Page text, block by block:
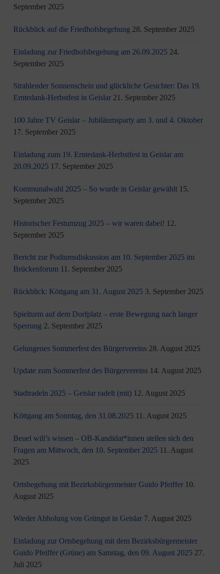
September 2025
Rückblick auf die Friedhofsbegehung 28. September 2025
Einladung zur Friedhofsbegehung am 26.09.2025 24.
September 2025
Strahlender Sonnenschein und glückliche Gesichter: Das 19.
Erntedank-Herbstfest in Geislar 21. September 2025
100 Jahre TV Geislar – Jubiläumsparty am 3. und 4. Oktober
17. September 2025
Einladung zum 19. Erntedank-Herbstfest in Geislar am
20.09.2025 17. September 2025
Kommunalwahl 2025 – So wurde in Geislar gewählt 15.
September 2025
Historischer Festumzug 2025 – wir waren dabei! 12.
September 2025
Bericht zur Podiumsdiskussion am 10. September 2025 im
Brückenforum 11. September 2025
Rückblick: Köttgang am 31. August 2025 3. September 2025
Spielturm auf dem Dorfplatz – erste Bewegung nach langer
Sperrung 2. September 2025
Gelungenes Sommerfest des Bürgervereins 28. August 2025
Update zum Sommerfest des Bürgervereins 14. August 2025
Stadtradeln 2025 – Geislar radelt (mit) 12. August 2025
Köttgang am Sonntag, den 31.08.2025 11. August 2025
Beuel will’s wissen – OB-Kandidat*innen stellen sich den
Fragen am Mittwoch, den 10. September 2025 11. August
2025
Ortsbegehung mit Bezirksbürgermeister Guido Pfeiffer 10.
August 2025
Wieder Abholung von Grüngut in Geislar 7. August 2025
Einladung zur Ortsbegehung mit dem Bezirksbürgermeister
Guido Pfeiffer (Grüne) am Samstag, den 09. August 2025 27.
Juli 2025